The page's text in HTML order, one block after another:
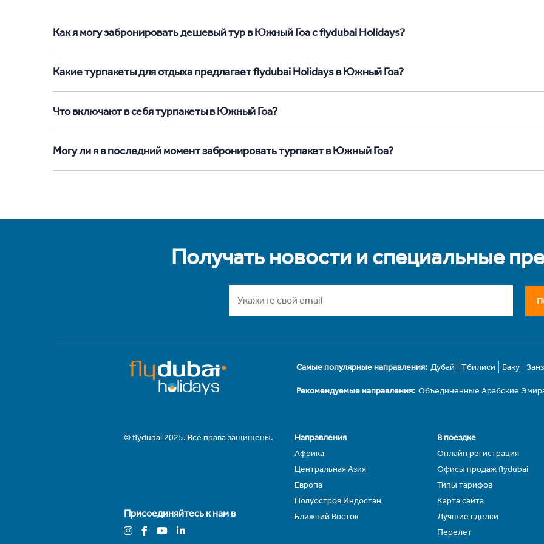
Как я могу забронировать дешевый тур в Южный Гоа с flydubai Holidays?
Какие турпакеты для отдыха предлагает flydubai Holidays в Южный Гоа?
Что включают в себя турпакеты в Южный Гоа?
Могу ли я в последний момент забронировать турпакет в Южный Гоа?
Получать новости и специальные
Самые популярные направления: Дубай Тбилиси Баку
Рекомендуемые направления: Объединенные Арабские
© flydubai 2025. Все права защищены.
Присоединяйтесь к нам в
Направления
Африка
Центральная Азия
Европа
Полуостров Индостан
Ближний Восток
В поездке
Онлайн регистрация
Офисы продаж flydubai
Типы тарифов
Карта сайта
Лучшие сделки
Перелет